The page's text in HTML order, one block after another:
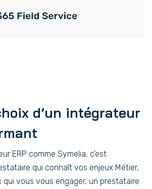
d’un intégrateur
ERP comme Symelia, c’est
qui connaît vos enjeux Métier,
qui vous vous engager, un prestataire